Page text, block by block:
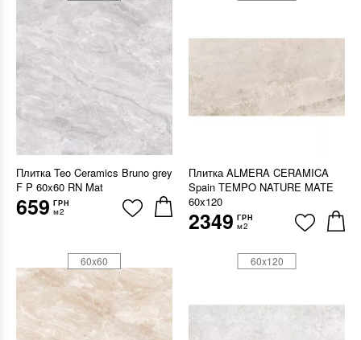
Плитка Teo Ceramics Bruno grey
F P 60x60 RN Mat
659 ГРН
м2
Плитка ALMERA CERAMICA
Spain TEMPO NATURE MATE
60x120
2349 ГРН
м2
60x60 60x120